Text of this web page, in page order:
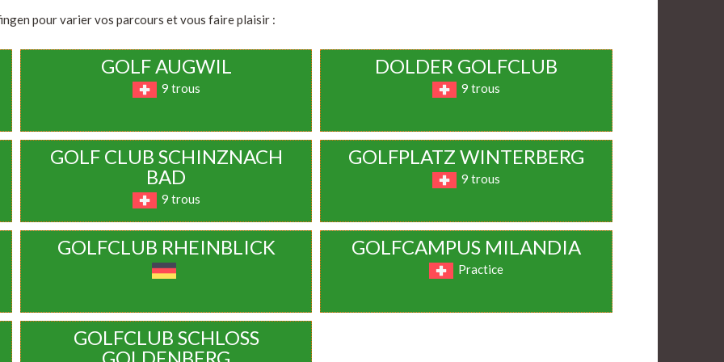
pour varier vos parcours et vous faire plaisir :
GOLF AUGWIL
9 trous
DOLDER GOLFCLUB
9 trous
GOLF CLUB SCHINZNACH
BAD
9 trous
GOLFPLATZ WINTERBERG
9 trous
GOLFCLUB RHEINBLICK GOLFCAMPUS MILANDIA
Practice
GOLFCLUB SCHLOSS